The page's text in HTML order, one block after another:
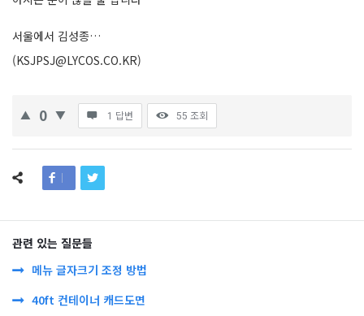
서울에서 김성종…
(KSJPSJ@LYCOS.CO.KR)
0 1 답변 55 조회
관련 있는 질문들
메뉴 글자크기 조정 방법
40ft 컨테이너 캐드도면